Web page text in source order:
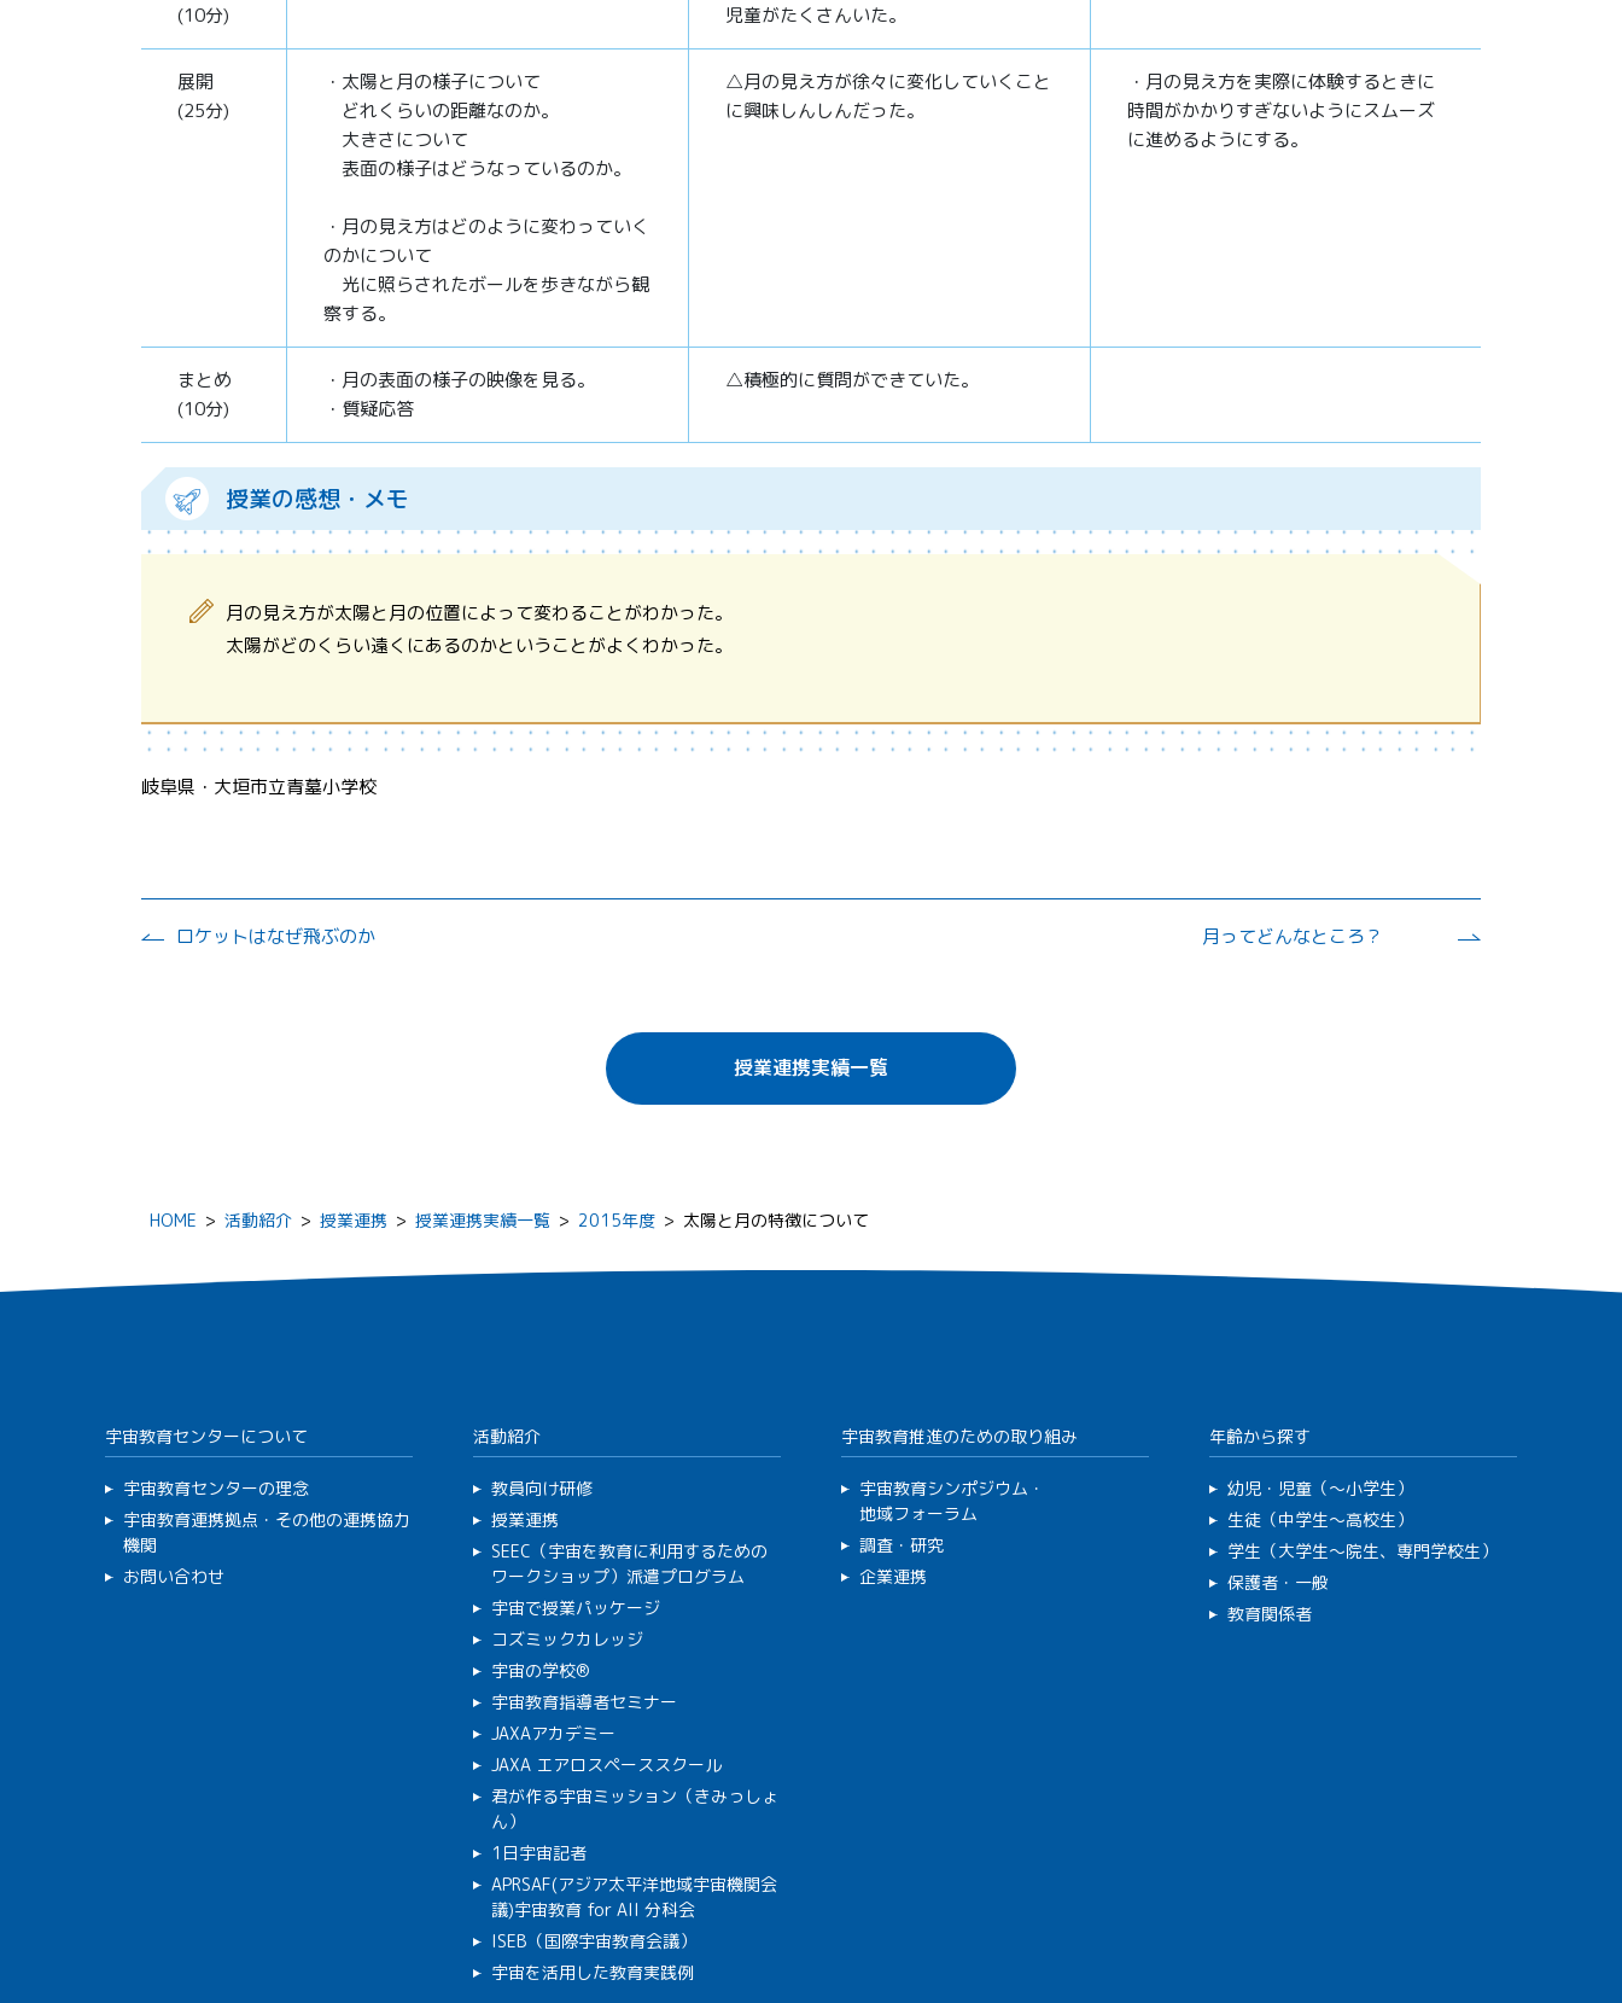
(10分)
児童がたくさんいた。
展開
(25分)
・太陽と月の様子について
どれくらいの距離なのか。
大きさについて
表面の様子はどうなっているのか。
・月の見え方はどのように変わっていく
のかについて
光に照らされたボールを歩きながら観
察する。
△月の見え方が徐々に変化していくこと
に興味しんしんだった。
・月の見え方を実際に体験するときに
時間がかかりすぎないようにスムーズ
に進めるようにする。
まとめ
(10分)
・月の表面の様子の映像を見る。
・質疑応答
△積極的に質問ができていた。
授業の感想・メモ
月の見え方が太陽と月の位置によって変わることがわかった。
太陽がどのくらい遠くにあるのかということがよくわかった。
岐阜県・大垣市立青墓小学校
ロケットはなぜ飛ぶのか 月ってどんなところ？
授業連携実績一覧
HOME > 活動紹介 > 授業連携 > 授業連携実績一覧 > 2015年度 > 太陽と月の特徴について
宇宙教育センターについて
宇宙教育センターの理念
宇宙教育連携拠点・その他の連携協力
機関
お問い合わせ
活動紹介
教員向け研修
授業連携
SEEC（宇宙を教育に利用するための
ワークショップ）派遣プログラム
宇宙で授業パッケージ
コズミックカレッジ
宇宙の学校®
宇宙教育指導者セミナー
JAXAアカデミー
JAXA エアロスペーススクール
君が作る宇宙ミッション（きみっしょ
ん）
1日宇宙記者
APRSAF(アジア太平洋地域宇宙機関会
議)宇宙教育 for All 分科会
ISEB（国際宇宙教育会議）
宇宙を活用した教育実践例
宇宙教育推進のための取り組み
宇宙教育シンポジウム・
地域フォーラム
調査・研究
企業連携
年齢から探す
幼児・児童（～小学生）
生徒（中学生～高校生）
学生（大学生～院生、専門学校生）
保護者・一般
教育関係者